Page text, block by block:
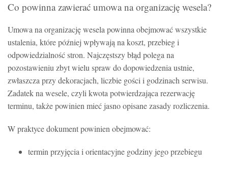
Co powinna zawierać umowa na organizację wesela?
Umowa na organizację wesela powinna obejmować wszystkie
ustalenia, które później wpływają na koszt, przebieg i
odpowiedzialność stron. Najczęstszy błąd polega na
pozostawieniu zbyt wielu spraw do dopowiedzenia ustnie,
zwłaszcza przy dekoracjach, liczbie gości i godzinach serwisu.
Zadatek na wesele, czyli kwota potwierdzająca rezerwację
terminu, także powinien mieć jasno opisane zasady rozliczenia.
W praktyce dokument powinien obejmować:
termin przyjęcia i orientacyjne godziny jego przebiegu